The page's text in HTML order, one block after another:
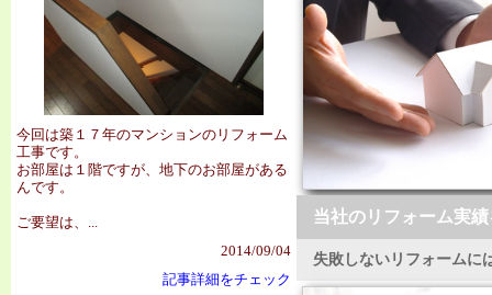
今回は築１７年のマンションのリフォーム
工事です。
お部屋は１階ですが、地下のお部屋がある
んです。
ご要望は、...
2014/09/04
記事詳細をチェック
当社のリフォーム実
失敗しないリフォームに